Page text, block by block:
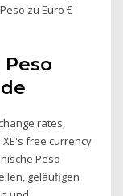
zu Euro € '
Peso
rates,
XE's free currency
Peso
geläufigen